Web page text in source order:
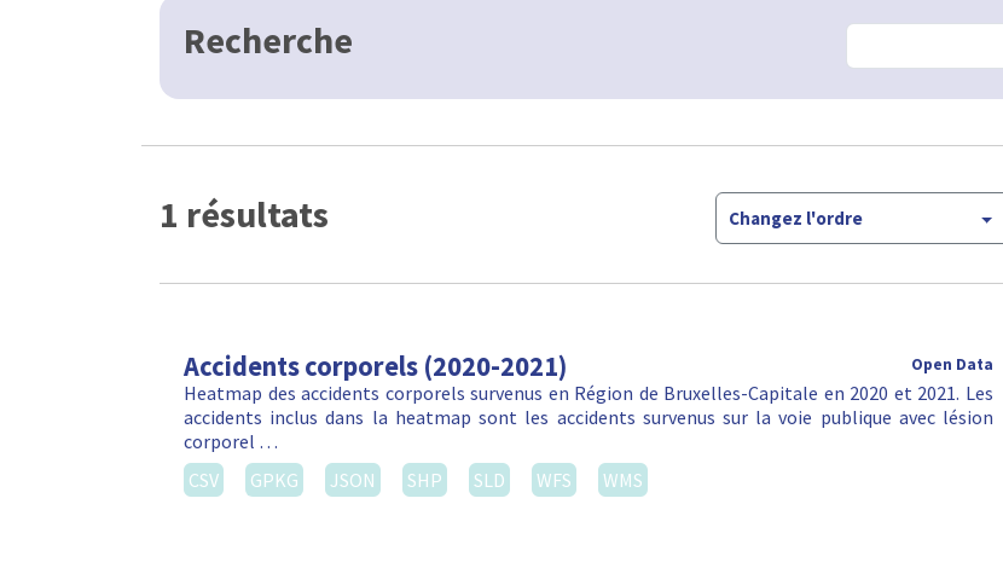
Recherche
1 résultats Changez l'ordre
Accidents corporels (2020-2021) Open Data
Heatmap des accidents corporels survenus en Région de Bruxelles-Capitale en 2020 et 2021. Les
accidents inclus dans la heatmap sont les accidents survenus sur la voie publique avec lésion
corporel …
CSV
GPKG JSON SHP SLD WFS WMS